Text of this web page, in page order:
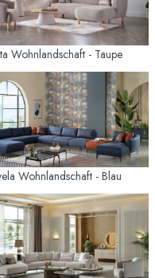
Wohnlandschaft - Taupe
Wohnlandschaft - Blau